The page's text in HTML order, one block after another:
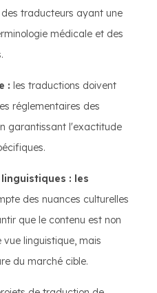
traducteurs ayant une
médicale et des
: les traductions doivent
réglementaires des
garantissant l'exactitude
: les
des nuances culturelles
que le contenu est non
linguistique, mais
du marché cible.